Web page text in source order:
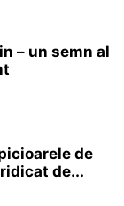
– un semn al
de
de...